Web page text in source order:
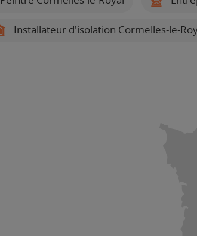
Installateur d'isolation Cormelles-le-